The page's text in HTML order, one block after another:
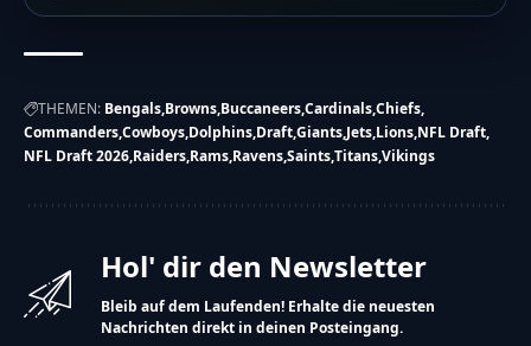
THEMEN: Bengals Browns BuccaneersCardinalsChiefs
CommandersCowboys Dolphins DraftGiantsJets Lions NFL Draft
NFL Draft 2026 Raiders Rams RavensSaintsTitansVikings
Hol' dir den Newsletter
Bleib auf dem Laufenden! Erhalte die neuesten
Nachrichten direkt in deinen Posteingang.